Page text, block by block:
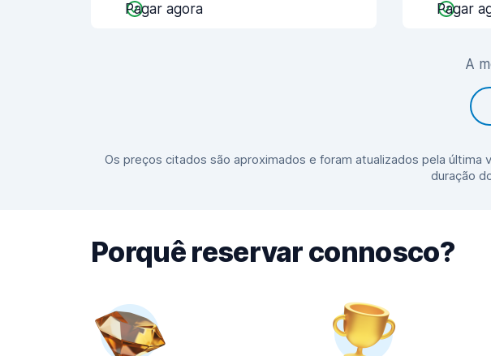
Pagar agora
Pagar
A
Os preços citados são aproximados e foram atualizados pela
duração
Porquê reservar connosco?